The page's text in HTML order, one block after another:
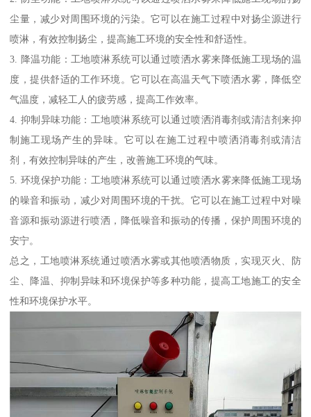
尘量，减少对周围环境的污染。它可以在施工过程中对扬尘源进行
喷淋，有效控制扬尘，提高施工环境的安全性和舒适性。
3. 降温功能：工地喷淋系统可以通过喷洒水雾来降低施工现场的温
度，提供舒适的工作环境。它可以在高温天气下喷洒水雾，降低空
气温度，减轻工人的疲劳感，提高工作效率。
4. 抑制异味功能：工地喷淋系统可以通过喷洒消毒剂或清洁剂来抑
制施工现场产生的异味。它可以在施工过程中喷洒消毒剂或清洁
剂，有效控制异味的产生，改善施工环境的气味。
5. 环境保护功能：工地喷淋系统可以通过喷洒水雾来降低施工现场
的噪音和振动，减少对周围环境的干扰。它可以在施工过程中对噪
音源和振动源进行喷洒，降低噪音和振动的传播，保护周围环境的
安宁。
总之，工地喷淋系统通过喷洒水雾或其他喷洒物质，实现灭火、防
尘、降温、抑制异味和环境保护等多种功能，提高工地施工的安全
性和环境保护水平。